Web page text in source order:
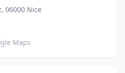
06000 Nice
Maps